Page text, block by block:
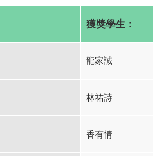
獲獎學生：
龍家誠
林祐詩
香有情